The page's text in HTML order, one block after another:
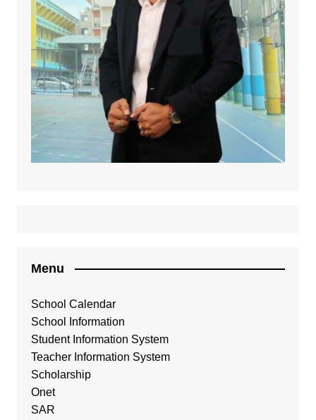
Menu
School Calendar
School Information
Student Information System
Teacher Information System
Scholarship
Onet
SAR